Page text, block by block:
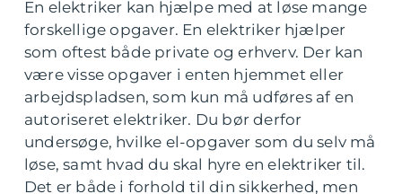
En elektriker kan hjælpe med at løse mange
forskellige opgaver. En elektriker hjælper
som oftest både private og erhverv. Der kan
være visse opgaver i enten hjemmet eller
arbejdspladsen, som kun må udføres af en
autoriseret elektriker. Du bør derfor
undersøge, hvilke el-opgaver som du selv må
løse, samt hvad du skal hyre en elektriker til.
Det er både i forhold til din sikkerhed, men